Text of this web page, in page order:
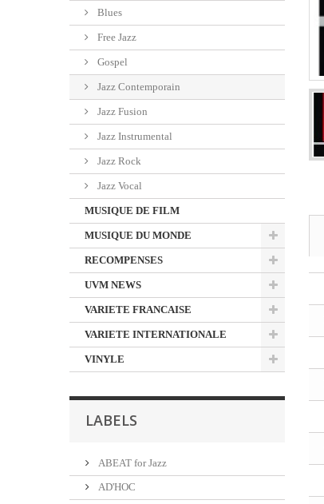
Blues
Free Jazz
Gospel
Jazz Contemporain
Jazz Fusion
Jazz Instrumental
Jazz Rock
Jazz Vocal
MUSIQUE DE FILM
MUSIQUE DU MONDE
RECOMPENSES
UVM NEWS
VARIETE FRANCAISE
VARIETE INTERNATIONALE
VINYLE
LABELS
ABEAT for Jazz
AD'HOC